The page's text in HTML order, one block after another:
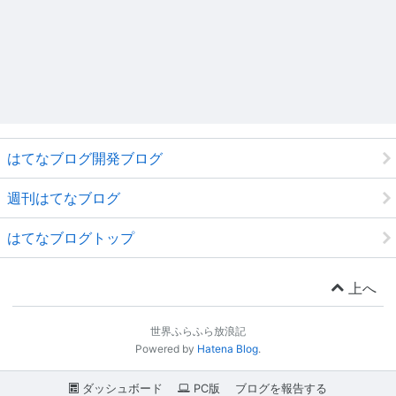
はてなブログ開発ブログ
週刊はてなブログ
はてなブログトップ
上へ
世界ふらふら放浪記
Powered by Hatena Blog.
ダッシュボード PC版 ブログを報告する